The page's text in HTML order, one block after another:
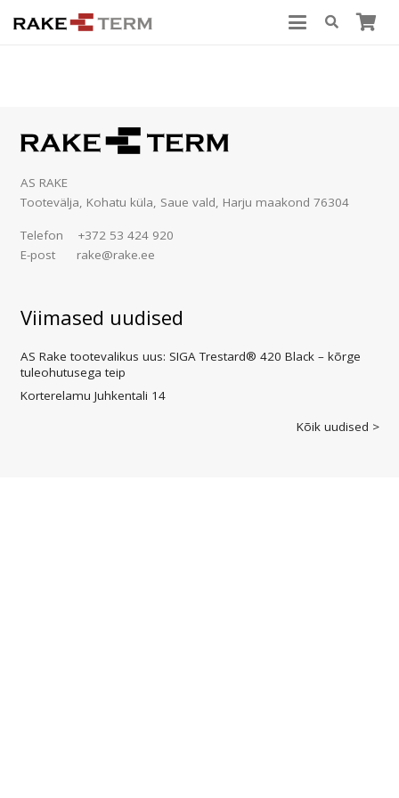
AS RAKE
Tootevälja, Kohatu küla, Saue vald, Harju maakond 76304
Telefon +372 53 424 920
E-post rake@rake.ee
Viimased uudised
AS Rake tootevalikus uus: SIGA Trestard® 420 Black – kõrge
tuleohutusega teip
Korterelamu Juhkentali 14
Kõik uudised >